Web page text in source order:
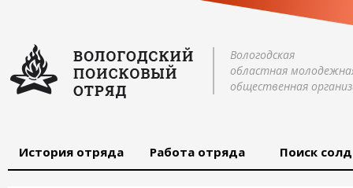
Вологодская
областная
общественная
История отряда Работа отряда Поиск